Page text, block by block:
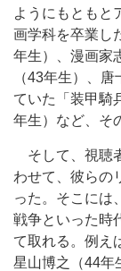
ようにもともと
画学科を卒業し
年生）、漫画家
（43年生）、
ていた「装甲騎
年生）など、そ
そして、視聴
わせて、彼らの
った。そこには
戦争といった時
て取れる。例え
星山博之（44年